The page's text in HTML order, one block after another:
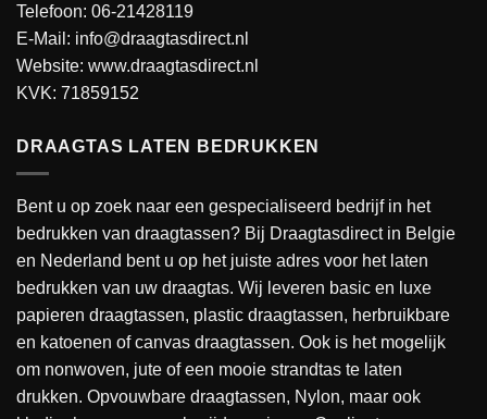
Telefoon: 06-21428119
E-Mail: info@draagtasdirect.nl
Website: www.draagtasdirect.nl
KVK: 71859152
DRAAGTAS LATEN BEDRUKKEN
Bent u op zoek naar een gespecialiseerd bedrijf in het
bedrukken van draagtassen? Bij Draagtasdirect in Belgie
en Nederland bent u op het juiste adres voor het laten
bedrukken van uw draagtas. Wij leveren basic en luxe
papieren draagtassen, plastic draagtassen, herbruikbare
en katoenen of canvas draagtassen. Ook is het mogelijk
om nonwoven, jute of een mooie strandtas te laten
drukken. Opvouwbare draagtassen, Nylon, maar ook